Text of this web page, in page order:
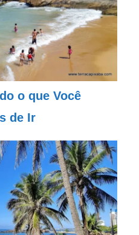
o que Você
de Ir